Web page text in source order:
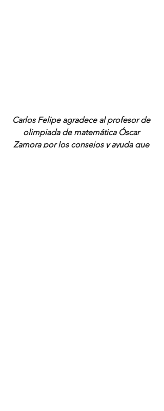
Carlos Felipe agradece al profesor de
olimpiada de matemática Óscar
Zamora por los consejos y ayuda que